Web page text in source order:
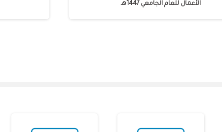
الأعمال للعام الجامعي 1447هـ